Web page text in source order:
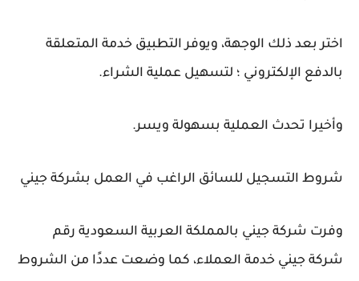
اختر بعد ذلك الوجهة، ويوفر التطبيق خدمة المتعلقة
بالدفع الإلكتروني ؛ لتسهيل عملية الشراء.
وأخيرا تحدث العملية بسهولة ويسر.
شروط التسجيل للسائق الراغب في العمل بشركة جيني
وفرت شركة جيني بالمملكة العربية السعودية رقم
شركة جيني خدمة العملاء، كما وضعت عددًا من الشروط